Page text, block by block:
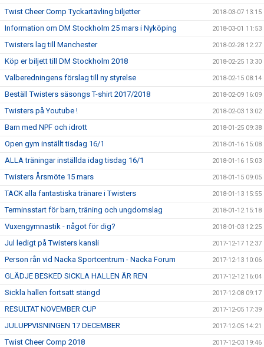
Twist Cheer Comp Tyckartävling biljetter 2018-03-07 13:15
Information om DM Stockholm 25 mars i Nyköping 2018-03-01 11:53
Twisters lag till Manchester 2018-02-28 12:27
Köp er biljett till DM Stockholm 2018 2018-02-25 13:30
Valberedningens förslag till ny styrelse 2018-02-15 08:14
Beställ Twisters säsongs T-shirt 2017/2018 2018-02-09 16:09
Twisters på Youtube ! 2018-02-03 13:02
Barn med NPF och idrott 2018-01-25 09:38
Open gym inställt tisdag 16/1 2018-01-16 15:08
ALLA träningar inställda idag tisdag 16/1 2018-01-16 15:03
Twisters Årsmöte 15 mars 2018-01-15 09:05
TACK alla fantastiska tränare i Twisters 2018-01-13 15:55
Terminsstart för barn, träning och ungdomslag 2018-01-12 15:18
Vuxengymnastik - något för dig? 2018-01-03 12:25
Jul ledigt på Twisters kansli 2017-12-17 12:37
Person rån vid Nacka Sportcentrum - Nacka Forum 2017-12-13 10:06
GLÄDJE BESKED SICKLA HALLEN ÄR REN 2017-12-12 16:04
Sickla hallen fortsatt stängd 2017-12-08 09:17
RESULTAT NOVEMBER CUP 2017-12-05 17:39
JULUPPVISNINGEN 17 DECEMBER 2017-12-05 14:21
Twist Cheer Comp 2018 2017-12-03 19:46